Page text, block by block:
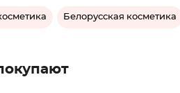
Белорусская косметика